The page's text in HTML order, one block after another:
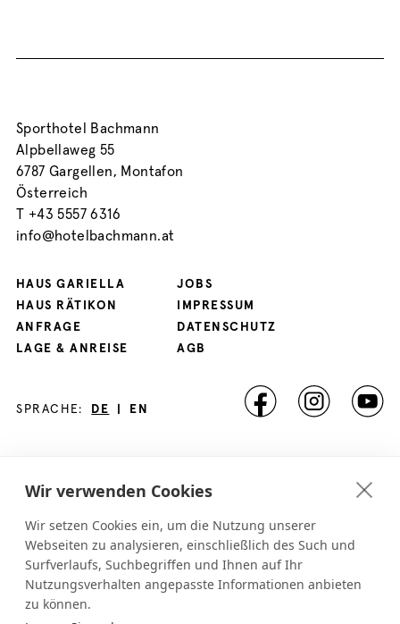
Sporthotel Bachmann
Alpbellaweg 55
6787 Gargellen, Montafon
Österreich
T +43 5557 6316
info@hotelbachmann.at
HAUS GARIELLA
HAUS RÄTIKON
ANFRAGE
LAGE & ANREISE
JOBS
IMPRESSUM
DATENSCHUTZ
AGB
SPRACHE: DE | EN
Wir verwenden Cookies
Wir setzen Cookies ein, um die Nutzung unserer
Webseiten zu analysieren, einschließlich des Such und
Surfverlaufs, Suchbegriffen und Ihnen auf Ihr
Nutzungsverhalten angepasste Informationen anbieten
zu können.